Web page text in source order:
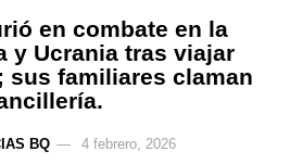
en combate en la
y Ucrania tras viajar
sus familiares claman
BQ 4 febrero, 2026